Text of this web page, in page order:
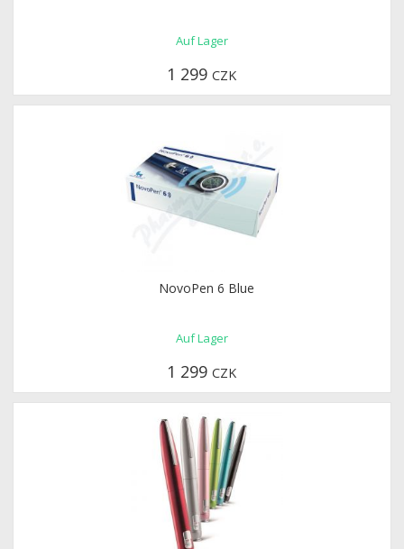
Auf Lager
1 299CZK
NovoPen 6 Blue
Auf Lager
1 299CZK